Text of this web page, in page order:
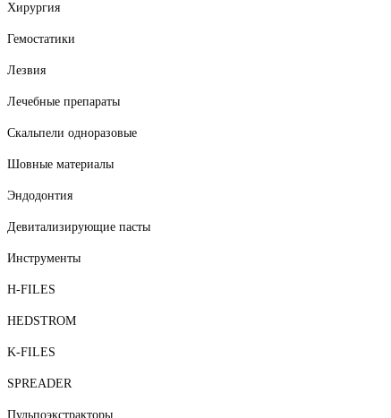
Хирургия
Гемостатики
Лезвия
Лечебные препараты
Скальпели одноразовые
Шовные материалы
Эндодонтия
Девитализирующие пасты
Инструменты
H-FILES
HEDSTROM
K-FILES
SPREADER
Пульпоэкстракторы